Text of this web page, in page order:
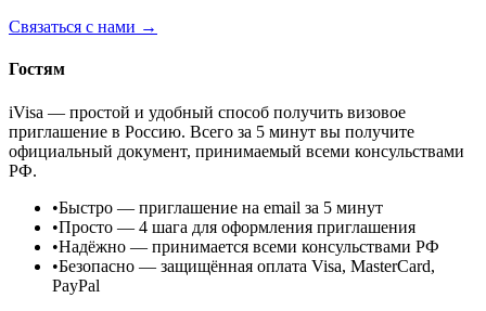
Связаться с нами →
Гостям
iVisa — простой и удобный способ получить визовое
приглашение в Россию. Всего за 5 минут вы получите
официальный документ, принимаемый всеми консульствами
РФ.
•Быстро — приглашение на email за 5 минут
•Просто — 4 шага для оформления приглашения
•Надёжно — принимается всеми консульствами РФ
•Безопасно — защищённая оплата Visa, MasterCard,
PayPal